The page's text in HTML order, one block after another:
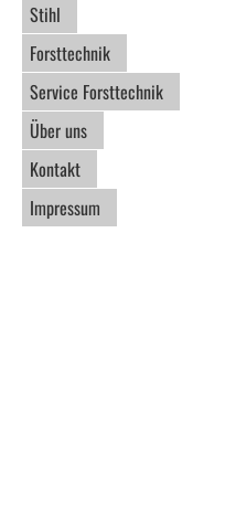
Stihl
Forsttechnik
Service Forsttechnik
Über uns
Kontakt
Impressum